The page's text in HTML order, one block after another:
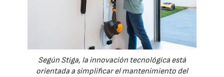
Según Stiga, la innovación tecnológica está
orientada a simplificar el mantenimiento del